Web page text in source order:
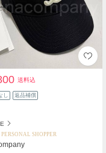
送料込
返品補償
SHOPPER